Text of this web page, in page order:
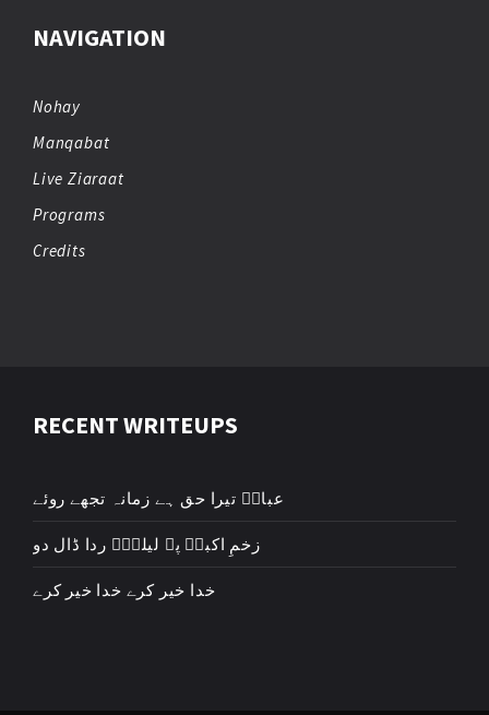
NAVIGATION
Nohay
Manqabat
Live Ziaraat
Programs
Credits
RECENT WRITEUPS
عباسؑ تیرا حق ہے زمانہ تجھے روئے
زخمِ اکبرؑ پہ لیلیٰؑ ردا ڈال دو
خدا خیر کرے خدا خیر کرے